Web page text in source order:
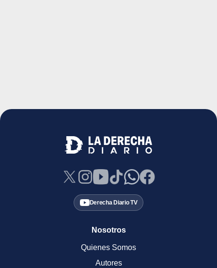
Derecha Diario TV
Nosotros
Quienes Somos
Autores